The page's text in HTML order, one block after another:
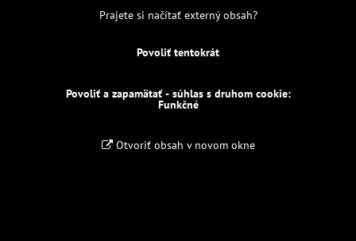
Prajete si načítať externý obsah?
Povoliť tentokrát
Povoliť a zapamätať - súhlas s druhom cookie:
Funkčné
Otvoriť obsah v novom okne